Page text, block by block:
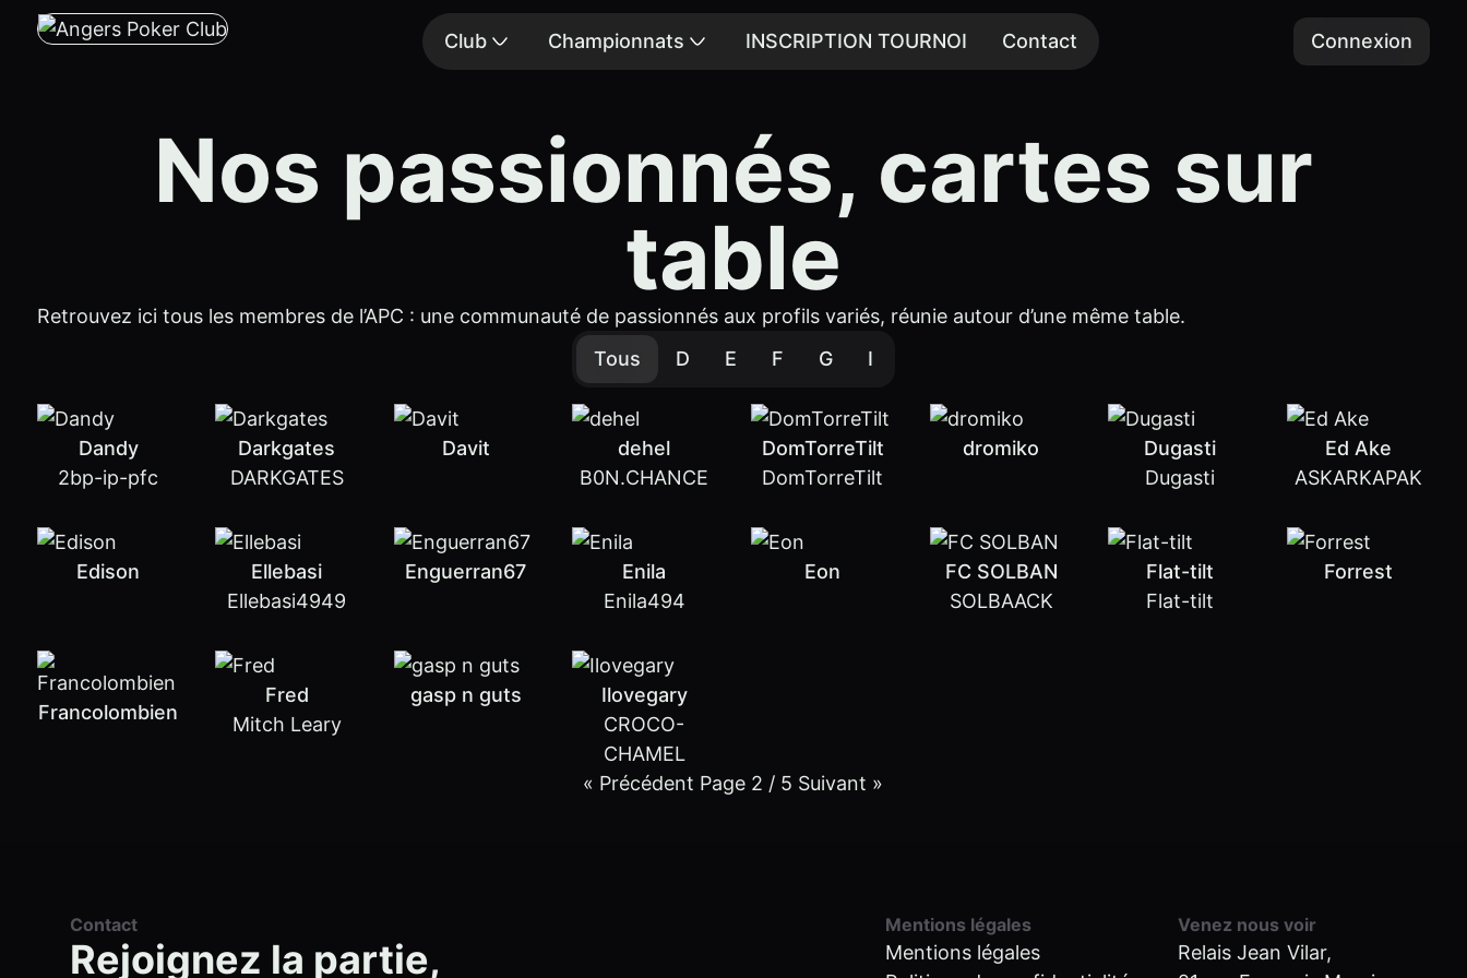
Club Championnats INSCRIPTION TOURNOI Contact Connexion
Nos passionnés, cartes sur
table
Retrouvez ici tous les membres de l’APC : une communauté de passionnés aux profils variés, réunie autour d’une même table.
Tous
D E F G I
Dandy
2bp-ip-pfc
Darkgates
DARKGATES
Davit
dehel
B0N.CHANCE
DomTorreTilt
DomTorreTilt
dromiko
Dugasti
Dugasti
Ed Ake
ASKARKAPAK
Edison
Ellebasi
Ellebasi4949
Enguerran67
Enila
Enila494
Eon
FC SOLBAN
SOLBAACK
Flat-tilt
Flat-tilt
Forrest
Francolombien
Fred
Mitch Leary
gasp n guts
Ilovegary
CROCO-
CHAMEL
« Précédent Page 2 / 5 Suivant »
Contact
Rejoignez la partie,
Mentions légales
Mentions légales
Venez nous voir
Relais Jean Vilar,